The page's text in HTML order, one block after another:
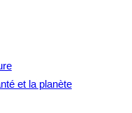
et la planète